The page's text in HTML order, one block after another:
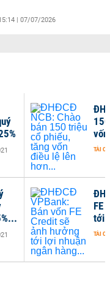
| 07/07/2026
FE
tới
TÀI
TÀI